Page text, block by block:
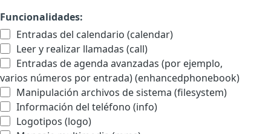
Funcionalidades:
Entradas del calendario (calendar)
Leer y realizar llamadas (call)
Entradas de agenda avanzadas (por ejemplo,
varios números por entrada) (enhancedphonebook)
Manipulación archivos de sistema (filesystem)
Información del teléfono (info)
Logotipos (logo)